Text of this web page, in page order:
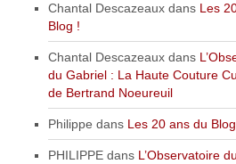
Chantal Descazeaux dans Les
Blog !
Chantal Descazeaux dans
du Gabriel : La Haute Couture
de Bertrand Noeureuil
Philippe dans Les 20 ans du
PHILIPPE dans L’Observatoire